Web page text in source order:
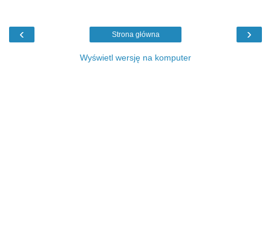
‹ ›
Strona główna
Wyświetl wersję na komputer